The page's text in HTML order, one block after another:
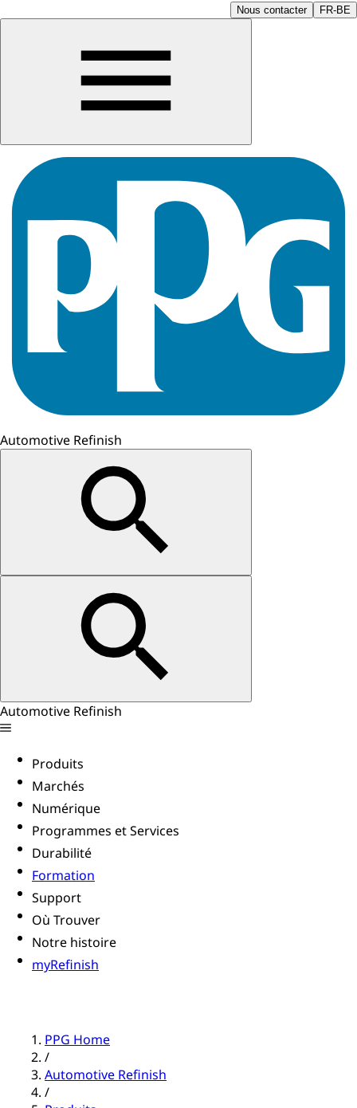
Nous contacter FR-BE
Automotive Refinish
Automotive Refinish
Produits
Marchés
Numérique
Programmes et Services
Durabilité
Formation
Support
Où Trouver
Notre histoire
myRefinish
PPG Home
/
Automotive Refinish
/